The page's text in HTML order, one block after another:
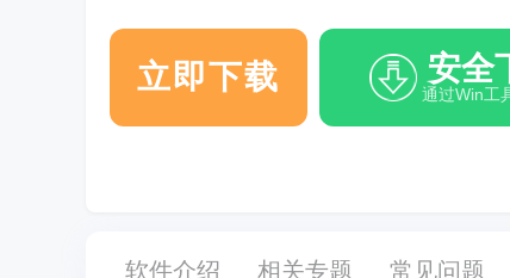
立即下载 安全
通过Win工
软件介绍 相关专题 常见问题